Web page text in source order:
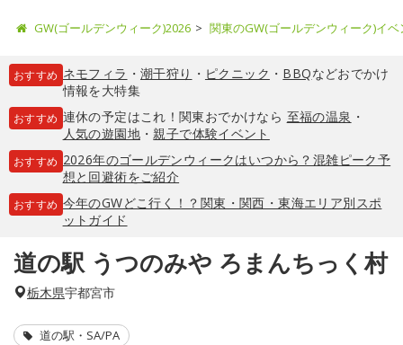
GW(ゴールデンウィーク)2026 関東のGW(ゴールデンウィーク)イ
おすすめ ネモフィラ ・ 潮干狩り ・ ピクニック ・ BBQなどおでかけ
情報を大特集
おすすめ 連休の予定はこれ！関東おでかけなら 至福の温泉 ・
人気の遊園地・親子で体験イベント
おすすめ 2026年のゴールデンウィークはいつから？混雑ピーク予
想と回避術をご紹介
おすすめ 今年のGWどこ行く！？関東・関西・東海エリア別スポ
ットガイド
道の駅 うつのみや ろまんちっく村
栃木県宇都宮市
道の駅・SA/PA